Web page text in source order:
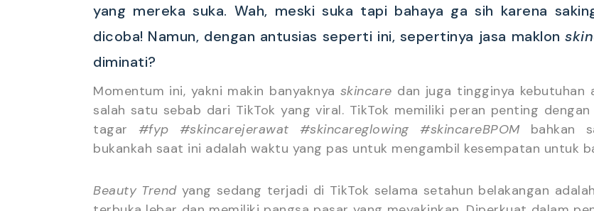
yang mereka suka. Wah, meski suka tapi bahaya ga sih karena
dicoba! Namun, dengan antusias seperti ini, sepertinya jasa maklon
diminati?
Momentum ini, yakni makin banyaknya skincare dan juga tingginya kebutuhan
salah satu sebab dari TikTok yang viral. TikTok memiliki peran penting
tagar #fyp #skincarejerawat #skincareglowing #skincareBPOM bahkan
bukankah saat ini adalah waktu yang pas untuk mengambil kesempatan untuk
Beauty Trendyang sedang terjadi di TikTok selama setahun belakangan